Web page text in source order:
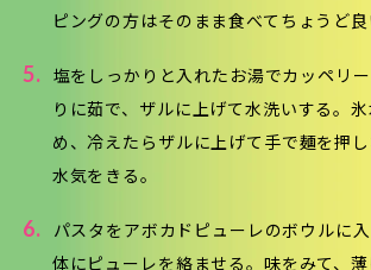
ピングの方はそのまま食べてちょうど良
5.
塩をしっかりと入れたお湯でカッペリ
りに茹で、ザルに上げて水洗いする。
め、冷えたらザルに上げて手で麺を押
水気をきる。
6.
パスタをアボカドピューレのボウルに
体にピューレを絡ませる。味をみて、薄